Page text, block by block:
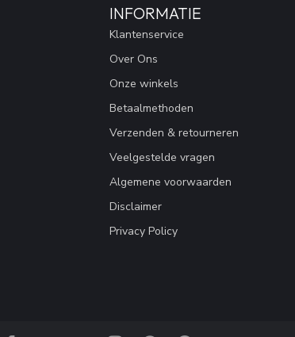
INFORMATIE
Klantenservice
Over Ons
Onze winkels
Betaalmethoden
Verzenden & retourneren
Veelgestelde vragen
Algemene voorwaarden
Disclaimer
Privacy Policy